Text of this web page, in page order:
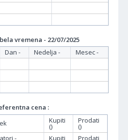
vremena - 22/07/2025
Dan - Nedelja -
Mesec -
cena :
Kupiti
()
Prodati
()
-
Kupiti Prodati